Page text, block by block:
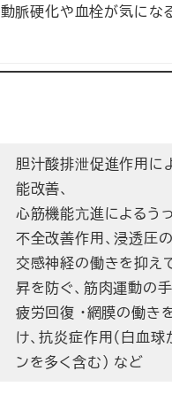
動脈硬化や血栓が気にな
胆汁酸排泄促進作用に
能改善、
心筋機能亢進によるう
不全改善作用、浸透圧の
交感神経の働きを抑え
昇を防ぐ、筋肉運動の手
疲労回復 ・網膜の働き
け、抗炎症作用（白血球
ンを多く含む） など